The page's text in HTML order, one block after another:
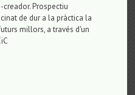
Prospectiu
de dur a la pràctica la
millors, a través d'un